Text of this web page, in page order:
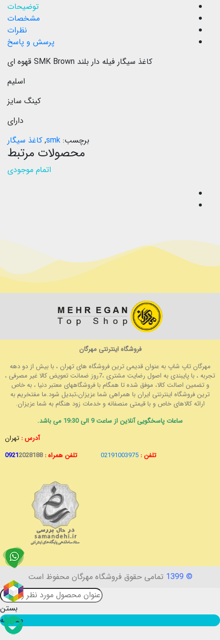
توضیحات
مشخصات
نظرات
پرسش و پاسخ
کاغذ سیگار فیله دار بلند SMK Brown قهوه ای
اسلیم
کینگ سایز
دارای
برچسب: smk
, کاغذ سیگار
محصولات مرتبط
اتمام موجودی
فروشگاه اینترنتی مهرگان
مهرگان تاپ شاپ به عنوان قدیمی ترین فروشگاه های تهران ، با بیش از دو دهه
تجربه ، با پایبندی به اصول رضایت مشتری ،7روز ضمانت تعویض کالا غیر مصرفی ،
و تضمین اصالت کالا، موفق شده تا همگام با فروشگاههای معتبر دنیا ، به خاص
ترین فروشگاه اینترنتی ایران با همراهی شما عزیزان،تبدیل شود.ما مفتخریم به
ارائه کالاهای خاص و با قیمتی منصفانه و خدمات زود هنگام به شما عزیزان.
ساعات پاسخگویی آنلاین از ساعت 9 الی 19:30 می باشد.
آدرس : تهران
تلفن : 02191003975 تلفن همراه : 09212028188
© 1399 تمامی حقوق فروشگاه مهرگان محفوظ است
بستن
مقایسه